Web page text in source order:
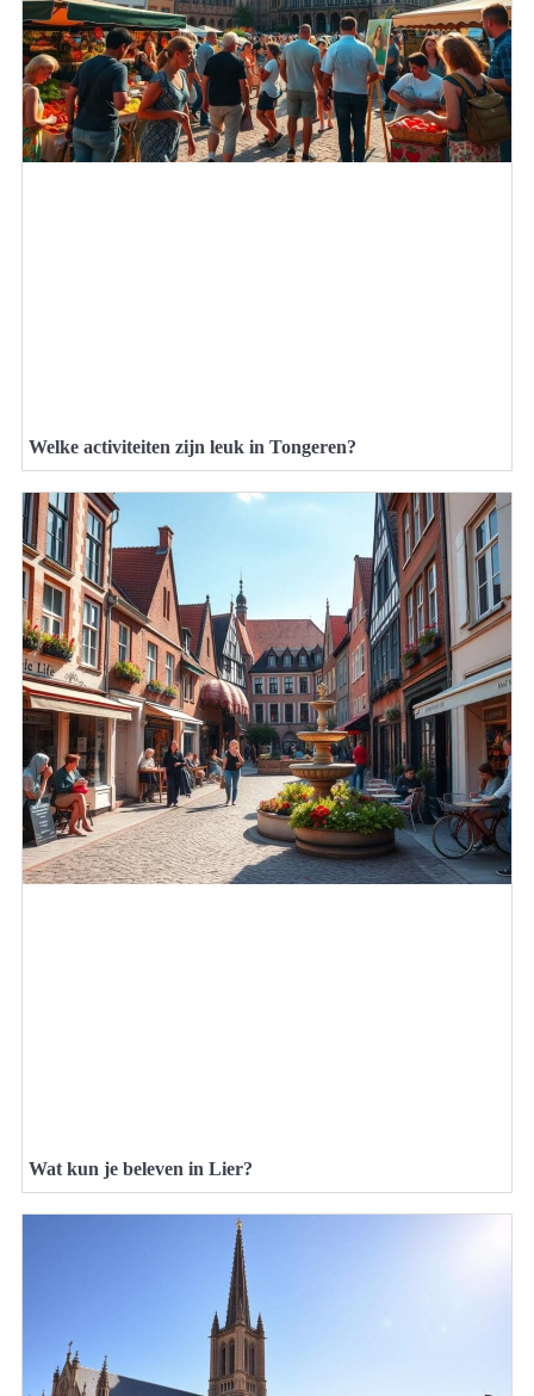
Welke activiteiten zijn leuk in Tongeren?
Wat kun je beleven in Lier?